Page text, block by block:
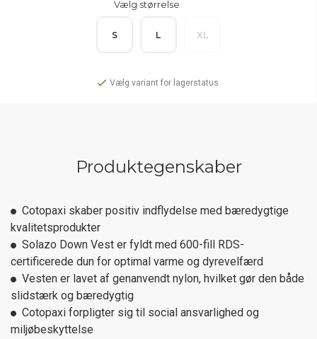
Vælg størrelse
S L XL
Vælg variant for lagerstatus
Produktegenskaber
Cotopaxi skaber positiv indflydelse med bæredygtige
kvalitetsprodukter
Solazo Down Vest er fyldt med 600-fill RDS-
certificerede dun for optimal varme og dyrevelfærd
Vesten er lavet af genanvendt nylon, hvilket gør den både
slidstærk og bæredygtig
Cotopaxi forpligter sig til social ansvarlighed og
miljøbeskyttelse